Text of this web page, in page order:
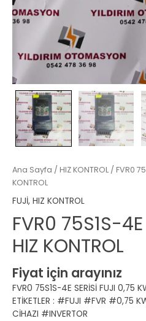
Ana Sayfa / HIZ KONTROL / FVR0
KONTROL
FUJİ, HIZ KONTROL
FVR0 75S1S-
HIZ KONTROL
Fiyat için arayınız
FVR0 75S1S-4E SERİSİ FUJI 0,75
ETİKETLER : #FUJI #FVR #0,75
CİHAZI #INVERTOR